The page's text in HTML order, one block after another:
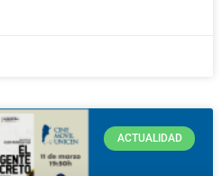
ACTUALIDAD